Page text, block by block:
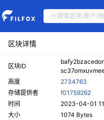
区块详情
区块ID
高度
2734763
存储提供者
f01759262
时间
2023-04-01
大小
1074 Bytes